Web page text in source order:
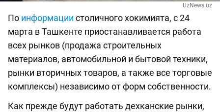
UzNews.uz
По информации столичного хокимията, с 24
марта в Ташкенте приостанавливается работа
всех рынков (продажа строительных
материалов, автомобильной и бытовой техники,
рынки вторичных товаров, а также все торговые
комплексы) независимо от форм собственности.
Как прежде будут работать дехканские рынки,